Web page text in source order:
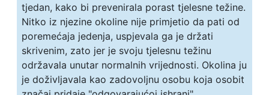
tjedan, kako bi prevenirala porast tjelesne težine.
Nitko iz njezine okoline nije primjetio da pati od
poremećaja jedenja, uspjevala ga je držati
skrivenim, zato jer je svoju tjelesnu težinu
održavala unutar normalnih vrijednosti. Okolina ju
je doživljavala kao zadovoljnu osobu koja osobit